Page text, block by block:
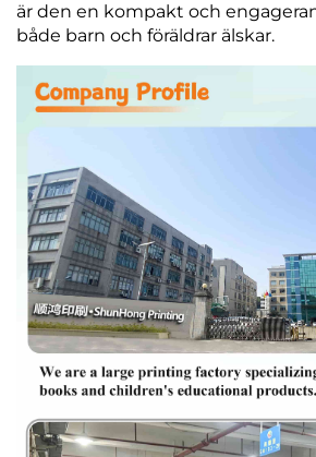
är den en kompakt och
både barn och föräldrar älskar.